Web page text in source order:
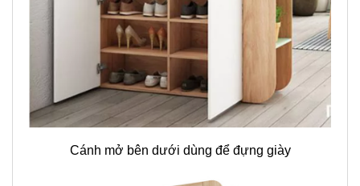
Cánh mở bên dưới dùng để đựng giày